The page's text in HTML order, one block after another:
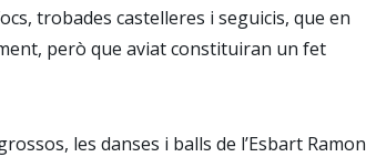
trobades castelleres i seguicis, que en
però que aviat constituiran un fet
les danses i balls de l’Esbart Ramon